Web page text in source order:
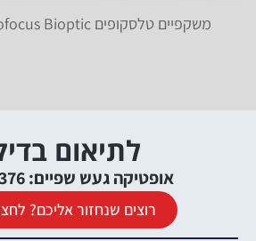
משקפיים טלסקופים OCUTECH Autofocus Bioptic
לתיאום
אופטיקה געש שפיים: 09-9529376
רוצים שנחזור אליכם?